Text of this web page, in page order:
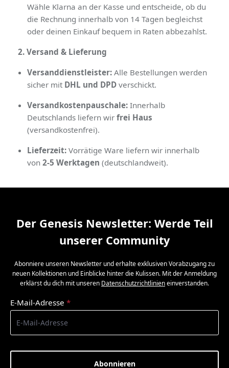
Wähle Klarna an der Kasse und entscheide, ob du
die Rechnung innerhalb von 14 Tagen begleichst
oder deinen Einkauf bequem in Raten abbezahlst.
2. Versand & Lieferung
Versanddienstleister: Alle Bestellungen werden
sicher mit DHL und DPD verschickt.
Versandkostenpauschale: Innerhalb
Deutschlands liefern wir frei Haus
(versandkostenfrei).
Lieferzeit: Vorrätige Ware liefern wir innerhalb
von 2-5 Werktagen (deutschlandweit).
Der Genesis Newsletter: Werde Teil
unserer Community
Abonniere unseren Newsletter und erhalte exklusiven Vorabzugang zu
neuen Kollektionen und Einblicke hinter die Kulissen. Mit der Anmeldung
erklärst du dich mit unseren Datenschutzrichtlinieneinverstanden.
E-Mail-Adresse *
Abonnieren